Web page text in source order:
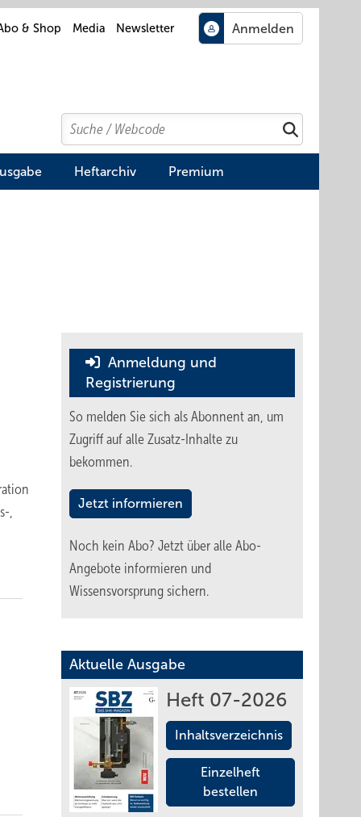
& Shop Media Newsletter
Search
Suchen
Heftarchiv Premium
,
Anmeldung und
Registrierung
So melden Sie sich als Abonnent an, um
Zugriff auf alle Zusatz-Inhalte zu
bekommen.
Jetzt informieren
Noch kein Abo? Jetzt über alle Abo-
Angebote informieren und
Wissensvorsprung sichern.
Aktuelle Ausgabe
Heft 07-2026
Inhaltsverzeichnis
Einzelheft
bestellen